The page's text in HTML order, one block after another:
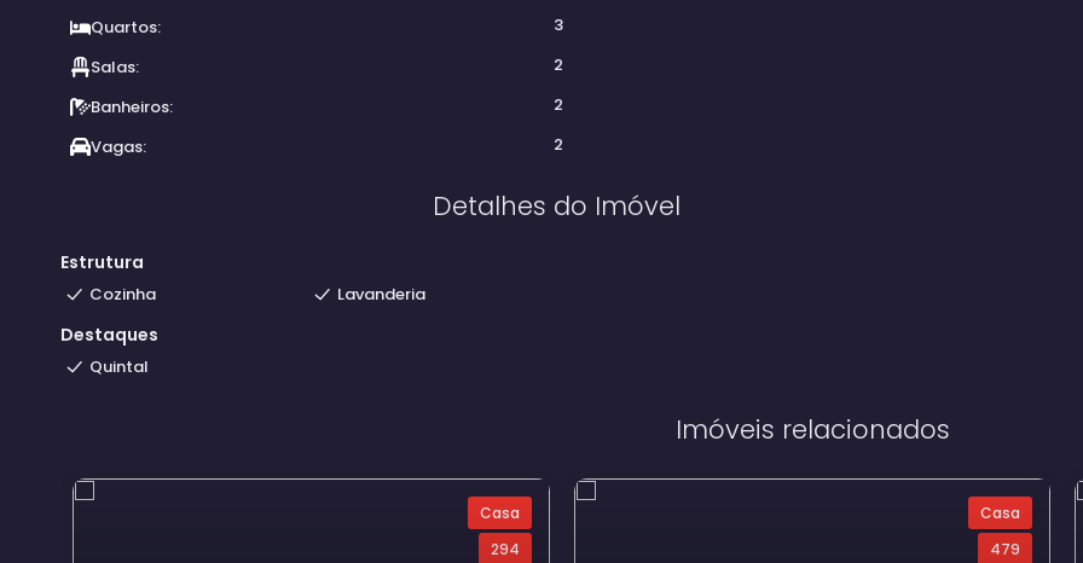
Quartos:
3
Salas:
2
Banheiros:
2
Vagas:
2
Detalhes do Imóvel
Estrutura
Cozinha Lavanderia
Destaques
Quintal
Imóveis relacionados
Casa
294
Casa
479